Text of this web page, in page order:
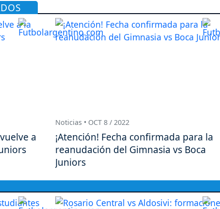
a
Noticias • OCT 8 / 2022
¡Atención! Fecha confirmada para la
reanudación del Gimnasia vs Boca
Juniors